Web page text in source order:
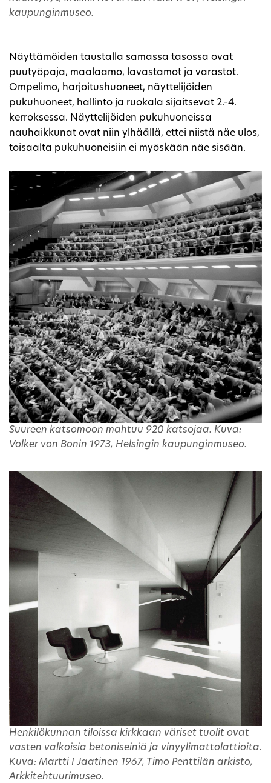
kaupunginmuseo.
Näyttämöiden taustalla samassa tasossa ovat
puutyöpaja, maalaamo, lavastamot ja varastot.
Ompelimo, harjoitushuoneet, näyttelijöiden
pukuhuoneet, hallinto ja ruokala sijaitsevat 2.-4.
kerroksessa. Näyttelijöiden pukuhuoneissa
nauhaikkunat ovat niin ylhäällä, ettei niistä näe ulos,
toisaalta pukuhuoneisiin ei myöskään näe sisään.
Suureen katsomoon mahtuu 920 katsojaa. Kuva:
Volker von Bonin 1973, Helsingin kaupunginmuseo.
Henkilökunnan tiloissa kirkkaan väriset tuolit ovat
vasten valkoisia betoniseiniä ja vinyylimattolattioita.
Kuva: Martti I Jaatinen 1967, Timo Penttilän arkisto,
Arkkitehtuurimuseo.